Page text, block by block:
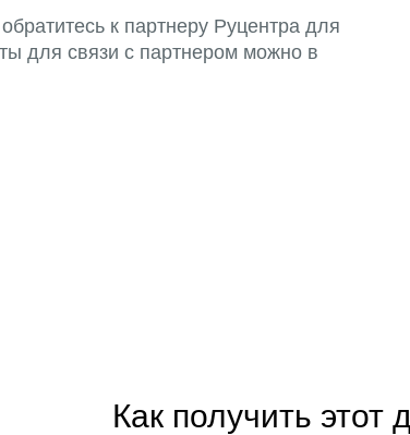
к партнеру Руцентра для
для связи с партнером можно в
Как получить этот